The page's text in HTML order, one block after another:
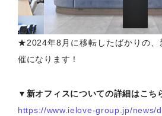
★2024年8月に移転したばかりの、
催になります！
▼新オフィスについての詳細はこち
https://www.ielove-group.jp/news/